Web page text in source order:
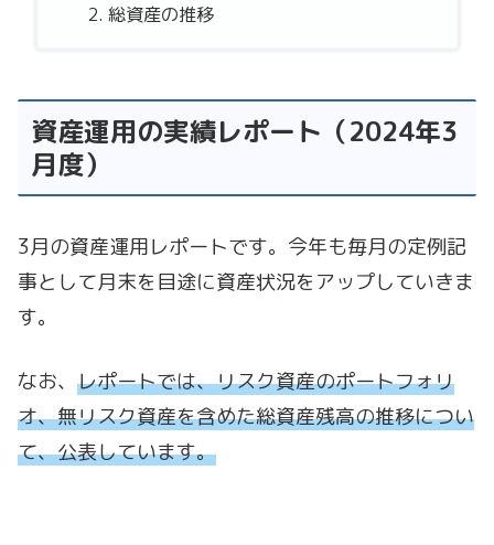
総資産の推移
資産運用の実績レポート（2024年3
月度）
3月の資産運用レポートです。今年も毎月の定例記
事として月末を目途に資産状況をアップしていきま
す。
なお、 レポートでは、リスク資産のポートフォリ
オ、無リスク資産を含めた総資産残高の推移につい
て、公表しています。